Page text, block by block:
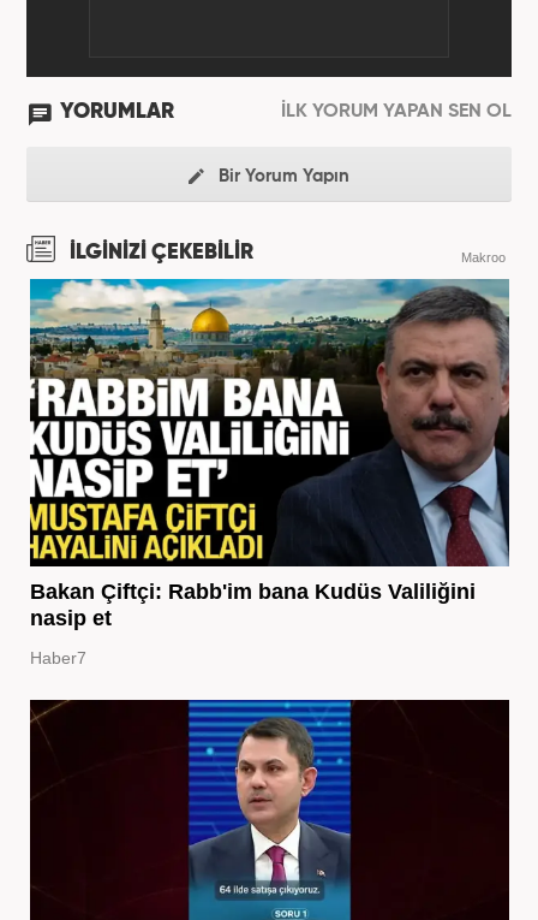
YORUMLAR İLK YORUM YAPAN SEN OL
Bir Yorum Yapın
İLGİNİZİ ÇEKEBİLİR Makroo
Bakan Çiftçi: Rabb'im bana Kudüs Valiliğini
nasip et
Haber7